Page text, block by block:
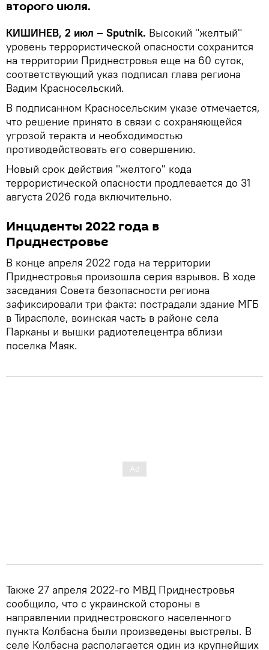
второго июля.
КИШИНЕВ, 2 июл – Sputnik. Высокий "желтый"
уровень террористической опасности сохранится
на территории Приднестровья еще на 60 суток,
соответствующий указ подписал глава региона
Вадим Красносельский.
В подписанном Красносельским указе отмечается,
что решение принято в связи с сохраняющейся
угрозой теракта и необходимостью
противодействовать его совершению.
Новый срок действия "желтого" кода
террористической опасности продлевается до 31
августа 2026 года включительно.
Инциденты 2022 года в
Приднестровье
В конце апреля 2022 года на территории
Приднестровья произошла серия взрывов. В ходе
заседания Совета безопасности региона
зафиксировали три факта: пострадали здание МГБ
в Тирасполе, воинская часть в районе села
Парканы и вышки радиотелецентра вблизи
поселка Маяк.
Также 27 апреля 2022-го МВД Приднестровья
сообщило, что с украинской стороны в
направлении приднестровского населенного
пункта Колбасна были произведены выстрелы. В
селе Колбасна располагается один из крупнейших